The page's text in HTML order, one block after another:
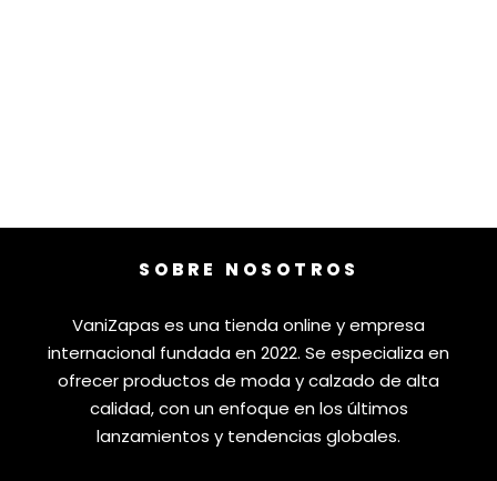
SOBRE NOSOTROS
VaniZapas es una tienda online y empresa
internacional fundada en 2022. Se especializa en
ofrecer productos de moda y calzado de alta
calidad, con un enfoque en los últimos
lanzamientos y tendencias globales.